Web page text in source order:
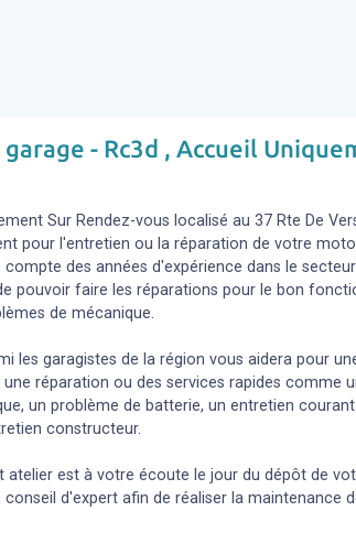
- Rc3d , Accueil
Sur Rendez-vous localisé au 37 Rte De
pour l'entretien ou la réparation de votre
des années d'expérience dans le
pouvoir faire les réparations pour le bon
de mécanique.
les garagistes de la région vous aidera pour
réparation ou des services rapides comme
un problème de batterie, un entretien
constructeur.
atelier est à votre écoute le jour du dépôt de
conseil d'expert afin de réaliser la maintenance